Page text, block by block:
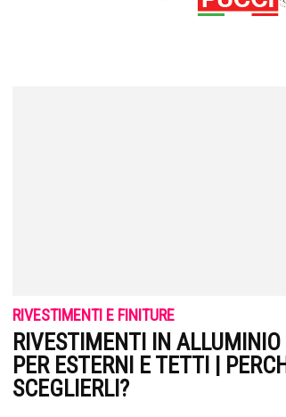
RIVESTIMENTI E FINITURE
RIVESTIMENTI IN ALLUMINIO
PER ESTERNI E TETTI |
SCEGLIERLI?